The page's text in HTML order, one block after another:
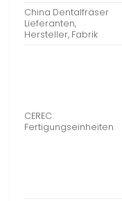
China Dentalfräser
Lieferanten,
Hersteller, Fabrik
CEREC
Fertigungseinheiten